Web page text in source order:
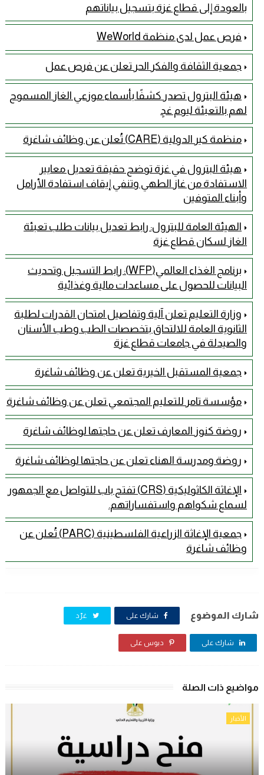
بالعودة إلى قطاع غزة بتسجيل بياناتهم
فرص عمل لدى منظمة WeWorld
جمعية الثقافة والفكر الحر تعلن عن فرص عمل
هيئة البترول تصدر كشفًا بأسماء موزعي الغاز المسموح
لهم بالتعبئة ليوم غدٍ
منظمة كير الدولية (CARE) تُعلن عن وظائف شاغرة
هيئة البترول في غزة توضح حقيقة تعديل معايير
الاستفادة من غاز الطهي وتنفي إيقاف استفادة الأرامل
وأبناء المتوفين
الهيئة العامة للبترول: رابط تعديل بيانات طلب تعبئة
الغاز لسكان قطاع غزة
برنامج الغذاء العالمي(WFP): رابط التسجيل وتحديث
البيانات للحصول على مساعدات مالية وغذائية
وزارة التعليم تعلن آلية وتفاصيل امتحان القدرات لطلبة
الثانوية العامة للالتحاق بتخصصات الطب وطب الأسنان
والصيدلة في جامعات قطاع غزة
جمعية المستقبل الخيرية تعلن عن وظائف شاغرة
مؤسسة تامر للتعليم المجتمعي تعلن عن وظائف شاغرة
روضة كنوز المعارف تعلن عن حاجتها لوظائف شاغرة
روضة ومدرسة الهناء تعلن عن حاجتها لوظائف شاغرة
الإغاثة الكاثوليكية (CRS) تفتح باب للتواصل مع الجمهور
لسماع شكواهم واستفساراتهم.
جمعية الإغاثة الزراعية الفلسطينية (PARC) تُعلن عن
وظائف شاغرة
شارك الموضوع شارك على غرّد
شارك على دبوس على
مواضيع ذات الصلة
الأخبار